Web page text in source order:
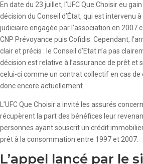
En date du 23 juillet, l’UFC Que Choisir eu
décision du Conseil d’État, qui est intervenu
judiciaire engagée par l’association en 2007
CNP Prévoyance puis Cofidis. Cependant,
clair et précis : le Conseil d’Etat n’a pas
décision est relative à l’assurance de prêt et
celui-ci comme un contrat collectif en cas de
donc encore actuellement.
L’UFC Que Choisir a invité les assurés
récupèrent la part des bénéfices leur
personnes ayant souscrit un crédit
prêt à la consommation entre 1997 et 2007.
L’appel lancé par le